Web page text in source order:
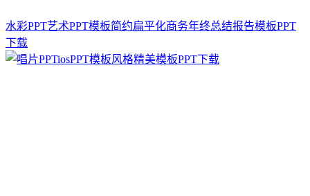
水彩PPT艺术PPT模板简约扁平化商务年终总结报告模板PPT
下载